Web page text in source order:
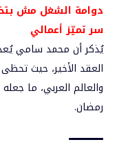
دوامة الشغل مش
سر تميّز أعمالي
يُذكر أن محمد سامي يُعد
العقد الأخير، حيث
والعالم العربي، ما
رمضان.